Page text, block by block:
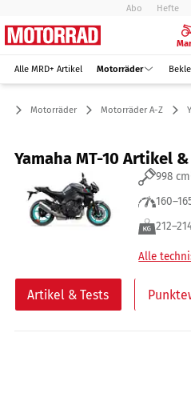
Abo Hefte
Alle MRD+ Artikel Motorräder
Motorräder Motorräder A-Z
Yamaha MT-10 Artikel
998
Alle
Artikel & Tests